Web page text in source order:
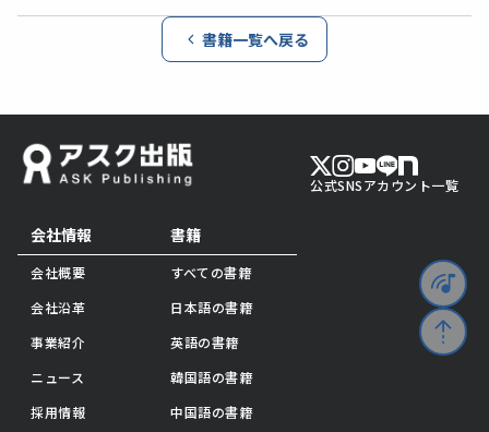
書籍一覧へ戻る
会社情報
会社概要
会社沿革
事業紹介
ニュース
採用情報
書籍
すべての書籍
日本語の書籍
英語の書籍
韓国語の書籍
中国語の書籍
公式SNSアカウント一覧